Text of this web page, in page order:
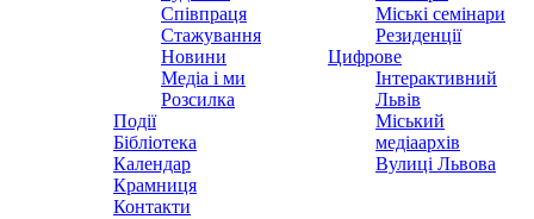
Співпраця
Стажування
Новини
Медіа і ми
Розсилка
Події
Бібліотека
Календар
Крамниця
Контакти
Міські семінари
Резиденції
Цифрове
Інтерактивний
Львів
Міський
медіаархів
Вулиці Львова